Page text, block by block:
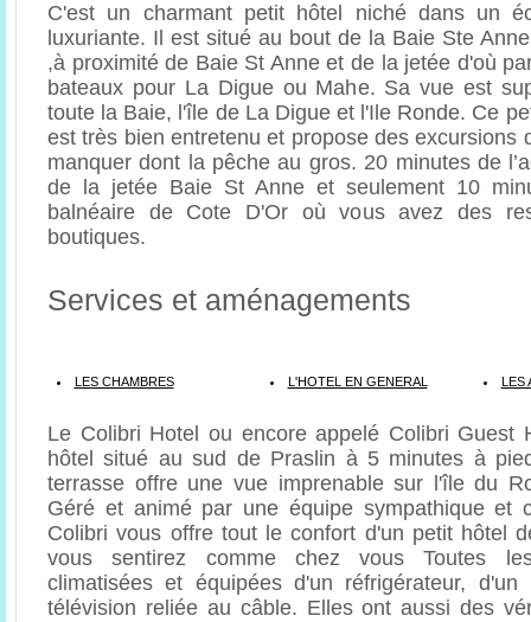
C'est un charmant petit hôtel niché dans un
luxuriante. Il est situé au bout de la Baie Ste
,à proximité de Baie St Anne et de la jetée d'où
bateaux pour La Digue ou Mahe. Sa vue est
toute la Baie, l'île de La Digue et l'Ile Ronde. Ce
est très bien entretenu et propose des excursions
manquer dont la pêche au gros. 20 minutes de
de la jetée Baie St Anne et seulement 10
balnéaire de Cote D'Or où vous avez des
boutiques.
Services et aménagements
LES CHAMBRES L'HOTEL EN GENERAL
Le Colibri Hotel ou encore appelé Colibri Guest
hôtel situé au sud de Praslin à 5 minutes à
terrasse offre une vue imprenable sur l'île du
Géré et animé par une équipe sympathique et
Colibri vous offre tout le confort d'un petit hôtel
vous sentirez comme chez vous Toutes
climatisées et équipées d'un réfrigérateur,
télévision reliée au câble. Elles ont aussi des